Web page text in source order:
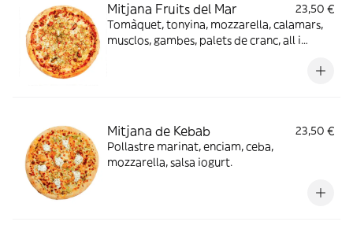
Mitjana Fruits del Mar
23,50 €
Tomàquet, tonyina, mozzarella, calamars,
musclos, gambes, palets de cranc, all i
Mitjana de Kebab
23,50 €
Pollastre marinat, enciam, ceba,
mozzarella, salsa iogurt.